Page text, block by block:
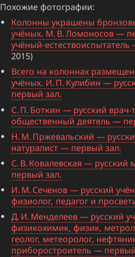
Похожие фотографии:
Колонны украшены
учёных. М. В. Ломоносов —
учёный-
2015)
Всего на колоннах
учёных. И. П. Кулибин —
первый зал.
С. П. Боткин — русский врач-
общественный деятель —
Н. М. Пржевальский —
натуралист — первый зал.
С. В. Ковалевская —
первый зал.
И. М. Сеченов — русский
физиолог, педагог и
Д. И. Менделеев — русский
физикохимик, физик,
геолог, метеоролог,
приборостроитель —